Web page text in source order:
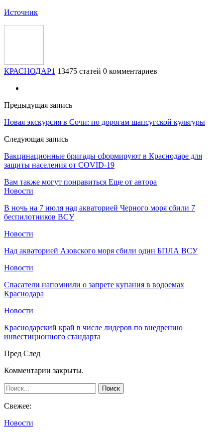
Источник
КРАСНОДАР1 13475 статей 0 комментариев
Предыдущая запись
Новая экскурсия в Сочи: по дорогам шапсугской культуры
Следующая запись
​Вакцинационные бригады сформируют в Краснодаре для
защиты населения от COVID-19
Вам также могут понравиться Еще от автора
Новости
В ночь на 7 июля над акваторией Черного моря сбили 7
беспилотников ВСУ
Новости
Над акваторией Азовского моря сбили один БПЛА ВСУ
Новости
Спасатели напомнили о запрете купания в водоемах
Краснодара
Новости
Краснодарский край в числе лидеров по внедрению
инвестиционного стандарта
Пред След
Комментарии закрыты.
Свежее:
Новости